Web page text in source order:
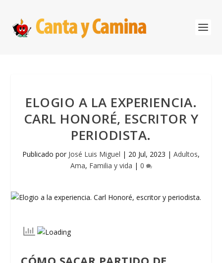
ELOGIO A LA EXPERIENCIA.
CARL HONORÉ, ESCRITOR Y
PERIODISTA.
Publicado por José Luis Miguel | 20 Jul, 2023 | Adultos,
Ama, Familia y vida | 0